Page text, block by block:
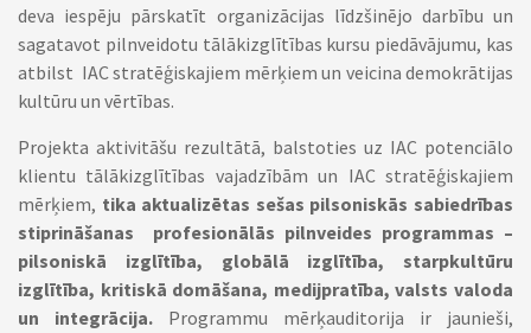
deva iespēju pārskatīt organizācijas līdzšinējo darbību un
sagatavot pilnveidotu tālākizglītības kursu piedāvājumu, kas
atbilst IAC stratēģiskajiem mērķiem un veicina demokrātijas
kultūru un vērtības.
Projekta aktivitāšu rezultātā, balstoties uz IAC potenciālo
klientu tālākizglītības vajadzībām un IAC stratēģiskajiem
mērķiem, tika aktualizētas sešas pilsoniskās sabiedrības
stiprināšanas profesionālās pilnveides programmas –
pilsoniskā izglītība, globālā izglītība, starpkultūru
izglītība, kritiskā domāšana, medijpratība, valsts valoda
un integrācija. Programmu mērķauditorija ir jaunieši,